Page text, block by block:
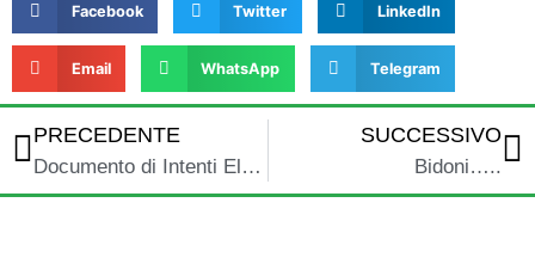
Facebook Twitter LinkedIn
Email WhatsApp Telegram
PRECEDENTE
Documento di Intenti Elezioni Comunali 10 maggio 2015
SUCCESSIVO
Bidoni…..